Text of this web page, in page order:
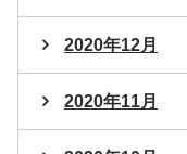
2020年12月
2020年11月